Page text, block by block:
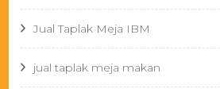
Jual Taplak Meja IBM
jual taplak meja makan